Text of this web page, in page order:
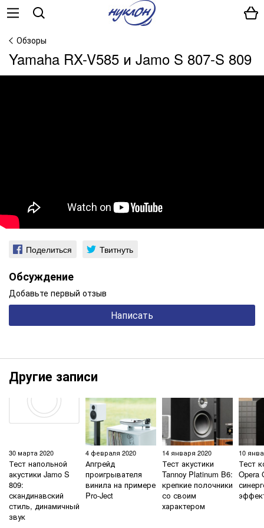
Обзоры
Yamaha RX-V585 и Jamo S 807-S 809
Поделиться Твитнуть
Обсуждение
Добавьте первый отзыв
Написать
Другие записи
30 марта 2020
Тест напольной
акустики Jamo S
809:
скандинавский
стиль, динамичный
звук
4 февраля 2020
Апгрейд
проигрывателя
винила на примере
Pro-Ject
14 января 2020
Тест акустики
Tannoy Platinum B6:
крепкие полочники
со своим
характером
10
Тест
Opera